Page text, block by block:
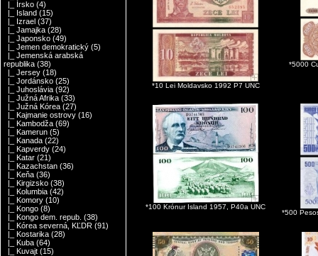
|_ Írsko (4)
|_ Island (15)
|_ Izrael (37)
|_ Jamajka (28)
|_ Japonsko (49)
|_ Jemen demokratický (5)
|_ Jemenská arabská
republika (38)
|_ Jersey (18)
|_ Jordánsko (25)
|_ Juhoslávia (92)
|_ Južná Afrika (33)
|_ Južná Kórea (27)
|_ Kajmanie ostrovy (16)
|_ Kambodža (69)
|_ Kamerun (5)
|_ Kanada (22)
|_ Kapverdy (24)
|_ Katar (21)
|_ Kazachstan (36)
|_ Keňa (36)
|_ Kirgizsko (38)
|_ Kolumbia (42)
|_ Komory (10)
|_ Kongo (8)
|_ Kongo dem. repub. (38)
|_ Kórea severná, KĽDR (91)
|_ Kostarika (28)
|_ Kuba (64)
|_ Kuvajt (15)
*10 Lei Moldavsko 1992 P7 UNC
*5000
*100 Krónur Island 1957, P40a UNC
*500